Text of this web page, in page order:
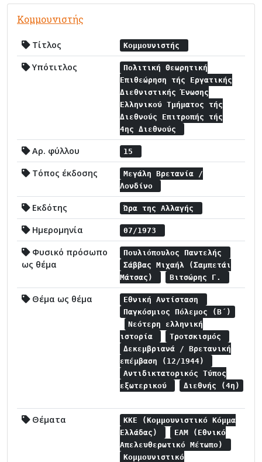
Κομμουνιστής
Τίτλος Κομμουνιστής
Υπότιτλος
Πολιτική Θεωρητική
Επιθεώρηση τής Εργατικής
Διεθνιστικής Ένωσης
Ελληνικού Τμήματος τής
Διεθνούς Επιτροπής τής
4ης Διεθνούς
Αρ. φύλλου 15
Τόπος έκδοσης
Μεγάλη Βρετανία /
Λονδίνο
Εκδότης Ώρα της Αλλαγής
Ημερομηνία 07/1973
Φυσικό πρόσωπο
ως θέμα
Πουλιόπουλος Παντελής
Σάββας Μιχαήλ (Σαμπετάι
Μάτσας)
Βιτσώρης Γ.
Θέμα ως θέμα
Εθνική Αντίσταση
Παγκόσμιος Πόλεμος (Β΄)
Νεότερη ελληνική
ιστορία
Τροτσκισμός
Δεκεμβριανά / Βρετανική
επέμβαση (12/1944)
Αντιδικτατορικός Τύπος
εξωτερικού
Διεθνής (4η)
Θέματα
ΚΚΕ (Κομμουνιστικό Κόμμα
Ελλάδας)
ΕΑΜ (Εθνικό
Απελευθερωτικό Μέτωπο)
Κομμουνιστικό